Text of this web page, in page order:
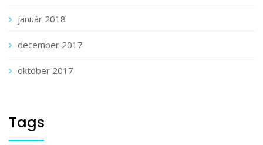
január 2018
december 2017
október 2017
Tags